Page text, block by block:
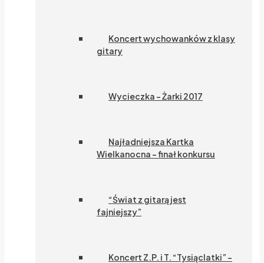
Koncert wychowanków z klasy
gitary
Wycieczka – Żarki 2017
Najładniejsza Kartka
Wielkanocna – finał konkursu
“Świat z gitarą jest
fajniejszy”
Koncert Z.P. i T. “Tysiąclatki” –